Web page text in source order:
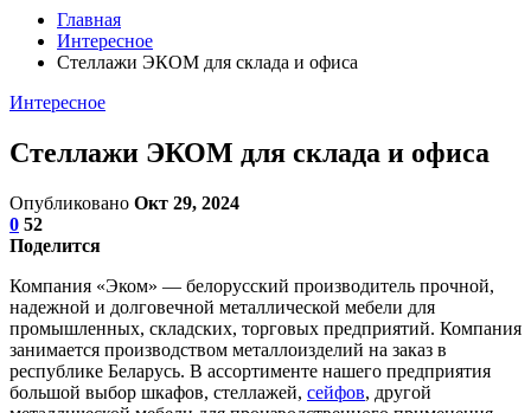
Главная
Интересное
Стеллажи ЭКОМ для склада и офиса
Интересное
Стеллажи ЭКОМ для склада и офиса
Опубликовано Окт 29, 2024
0 52
Поделится
Компания «Эком» — белорусский производитель прочной,
надежной и долговечной металлической мебели для
промышленных, складских, торговых предприятий. Компания
занимается производством металлоизделий на заказ в
республике Беларусь. В ассортименте нашего предприятия
большой выбор шкафов, стеллажей, сейфов, другой